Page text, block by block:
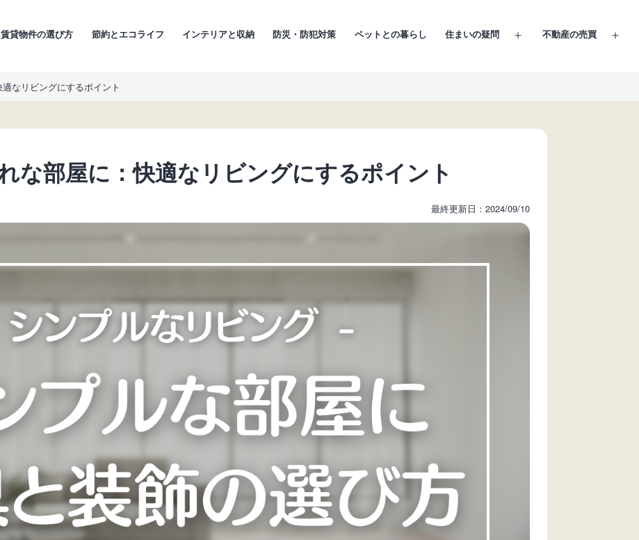
賃貸物件の選び方 節約とエコライフ インテリアと収納 防災・防犯対策 ペットとの暮らし 住まいの疑問
メ
開
不動産の売買
メ
なリビングにするポイント
な部屋に：快適なリビングにするポイント
最終更新日：2024/09/10